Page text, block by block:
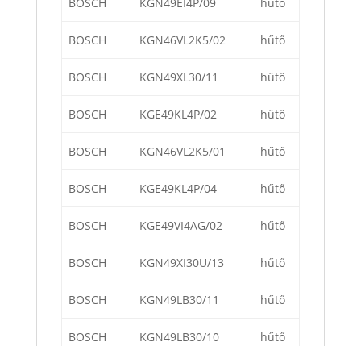
BOSCH KGN49EI4P/09 hűtő
BOSCH KGN46VL2K5/02 hűtő
BOSCH KGN49XL30/11 hűtő
BOSCH KGE49KL4P/02 hűtő
BOSCH KGN46VL2K5/01 hűtő
BOSCH KGE49KL4P/04 hűtő
BOSCH KGE49VI4AG/02 hűtő
BOSCH KGN49XI30U/13 hűtő
BOSCH KGN49LB30/11 hűtő
BOSCH KGN49LB30/10 hűtő